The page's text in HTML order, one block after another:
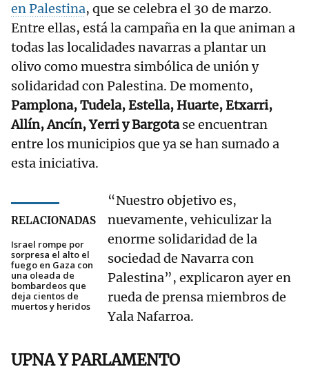
en Palestina, que se celebra el 30 de marzo.
Entre ellas, está la campaña en la que animan a
todas las localidades navarras a plantar un
olivo como muestra simbólica de unión y
solidaridad con Palestina. De momento,
Pamplona, Tudela, Estella, Huarte, Etxarri,
Allín, Ancín, Yerri y Bargotase encuentran
entre los municipios que ya se han sumado a
esta iniciativa.
RELACIONADAS
Israel rompe por
sorpresa el alto el
fuego en Gaza con
una oleada de
bombardeos que
deja cientos de
muertos y heridos
“Nuestro objetivo es,
nuevamente, vehiculizar la
enorme solidaridad de la
sociedad de Navarra con
Palestina”, explicaron ayer en
rueda de prensa miembros de
Yala Nafarroa.
UPNA Y PARLAMENTO